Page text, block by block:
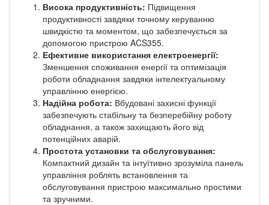
Висока продуктивність: Підвищення
продуктивності завдяки точному керуванню
швидкістю та моментом, що забезпечується за
допомогою пристрою ACS355.
Ефективне використання електроенергії:
Зменшення споживання енергії та оптимізація
роботи обладнання завдяки інтелектуальному
управлінню енергією.
Надійна робота: Вбудовані захисні функції
забезпечують стабільну та безперебійну роботу
обладнання, а також захищають його від
потенційних аварій.
Простота установки та обслуговування:
Компактний дизайн та інтуїтивно зрозуміла панель
управління роблять встановлення та
обслуговування пристрою максимально простими
та зручними.